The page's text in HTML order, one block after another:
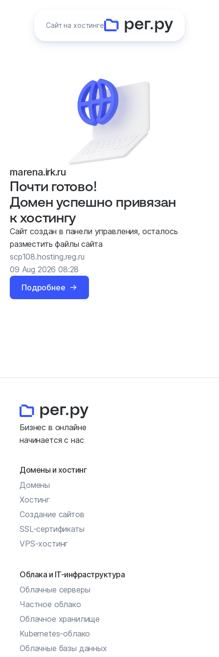
Сайт на хостинге
marena.irk.ru
Почти готово!
Домен успешно привязан
к хостингу
Сайт создан в панели управления, осталось
разместить файлы сайта
scp108.hosting.reg.ru
09 Aug 2026 08:28
Подробнее
Бизнес в онлайне
начинается с нас
Домены и хостинг
Домены
Хостинг
Создание сайтов
SSL-сертификаты
VPS-хостинг
Облака и IT-инфраструктура
Облачные серверы
Частное облако
Облачное хранилище
Kubernetes-облако
Облачные базы данных